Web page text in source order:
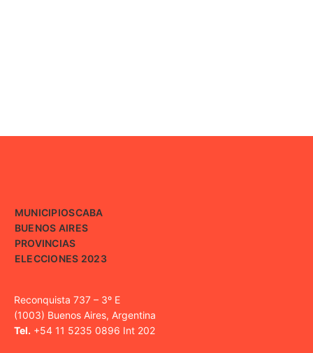
MUNICIPIOSCABA
BUENOS AIRES
PROVINCIAS
ELECCIONES 2023
Reconquista 737 – 3º E
(1003) Buenos Aires, Argentina
Tel. +54 11 5235 0896 Int 202